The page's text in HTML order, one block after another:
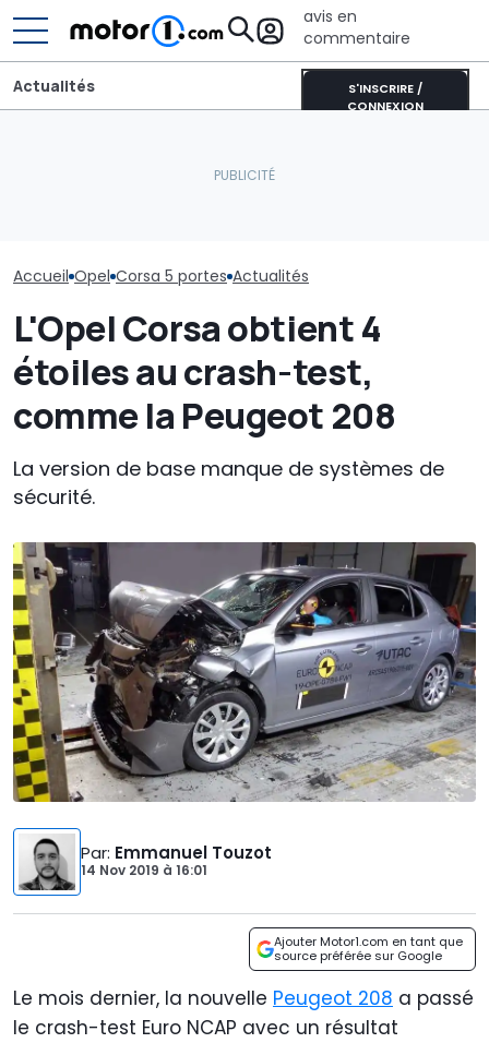
avis en
commentaire
S'INSCRIRE /
CONNEXION
Actualités
Accueil Opel Corsa 5 portes Actualités
L'Opel Corsa obtient 4
étoiles au crash-test,
comme la Peugeot 208
La version de base manque de systèmes de
sécurité.
Par: Emmanuel Touzot
14 Nov 2019 à 16:01
Ajouter Motor1.com en tant que
source préférée sur Google
Le mois dernier, la nouvelle Peugeot 208 a passé
le crash-test Euro NCAP avec un résultat